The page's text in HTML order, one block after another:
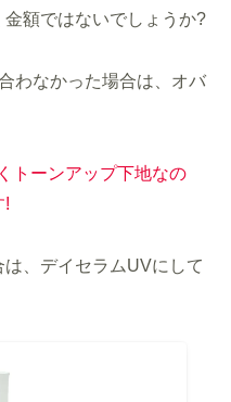
額ではないでしょうか?
わなかった場合は、オバ
トーンアップ下地なの
!
、デイセラムUVにして